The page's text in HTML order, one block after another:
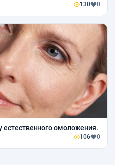
130 0
омоложения.
106 0